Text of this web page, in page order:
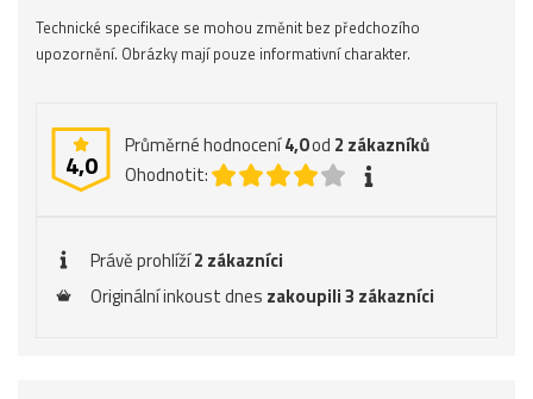
Technické specifikace se mohou změnit bez předchozího
upozornění. Obrázky mají pouze informativní charakter.
4,0
Průměrné hodnocení4,0od 2 zákazníků
Ohodnotit:
Právě prohlíží2 zákazníci
Originální inkoust dnes zakoupili 3 zákazníci